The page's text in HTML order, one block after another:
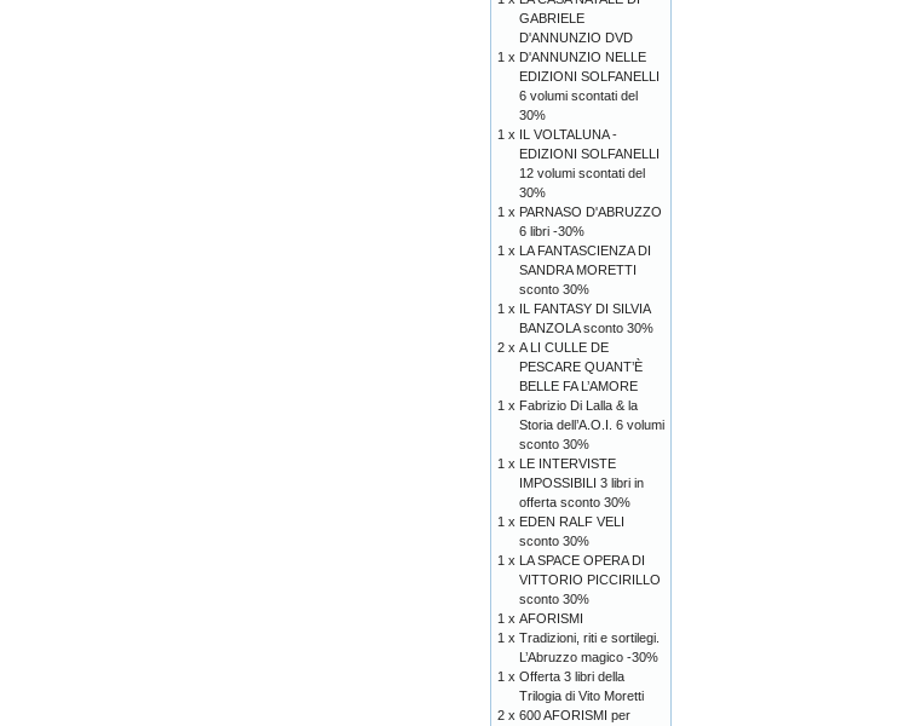
GABRIELE
D'ANNUNZIO DVD
1 x D'ANNUNZIO NELLE
EDIZIONI SOLFANELLI
6 volumi scontati del
30%
1 x IL VOLTALUNA -
EDIZIONI SOLFANELLI
12 volumi scontati del
30%
1 x PARNASO D'ABRUZZO
6 libri -30%
1 x LA FANTASCIENZA DI
SANDRA MORETTI
sconto 30%
1 x IL FANTASY DI SILVIA
BANZOLA sconto 30%
2 x A LI CULLE DE
PESCARE QUANT’È
BELLE FA L’AMORE
1 x Fabrizio Di Lalla & la
Storia dell’A.O.I. 6 volumi
sconto 30%
1 x LE INTERVISTE
IMPOSSIBILI 3 libri in
offerta sconto 30%
1 x EDEN RALF VELI
sconto 30%
1 x LA SPACE OPERA DI
VITTORIO PICCIRILLO
sconto 30%
1 x AFORISMI
1 x Tradizioni, riti e sortilegi.
L’Abruzzo magico -30%
1 x Offerta 3 libri della
Trilogia di Vito Moretti
2 x 600 AFORISMI per